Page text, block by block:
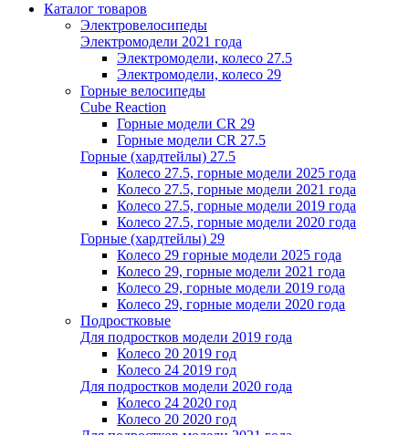
Каталог товаров
Электровелосипеды
Электромодели 2021 года
Электромодели, колесо 27.5
Электромодели, колесо 29
Горные велосипеды
Cube Reaction
Горные модели CR 29
Горные модели CR 27.5
Горные (хардтейлы) 27.5
Колесо 27.5, горные модели 2025 года
Колесо 27.5, горные модели 2021 года
Колесо 27.5, горные модели 2019 года
Колесо 27.5, горные модели 2020 года
Горные (хардтейлы) 29
Колесо 29 горные модели 2025 года
Колесо 29, горные модели 2021 года
Колесо 29, горные модели 2019 года
Колесо 29, горные модели 2020 года
Подростковые
Для подростков модели 2019 года
Колесо 20 2019 год
Колесо 24 2019 год
Для подростков модели 2020 года
Колесо 24 2020 год
Колесо 20 2020 год